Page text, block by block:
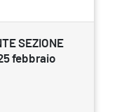
SEZIONE
febbraio